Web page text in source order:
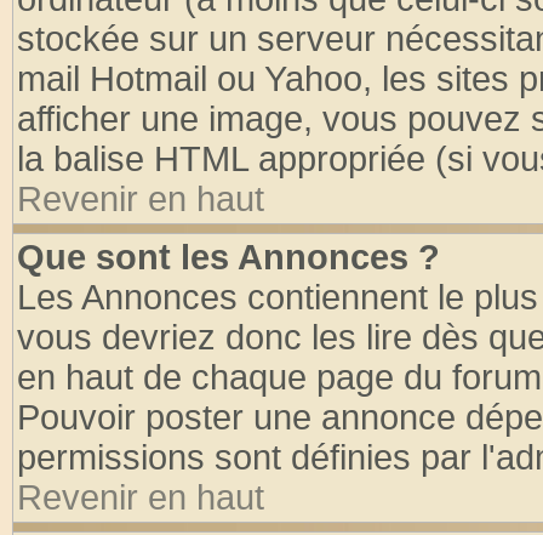
stockée sur un serveur
mail Hotmail ou Yahoo, les sites
afficher une image, vous pouvez
la balise HTML appropriée (si
Revenir en haut
Que sont les Annonces ?
Les Annonces contiennent le
vous devriez donc les lire dès
en haut de chaque page du
Pouvoir poster une annonce
permissions sont définies par
Revenir en haut